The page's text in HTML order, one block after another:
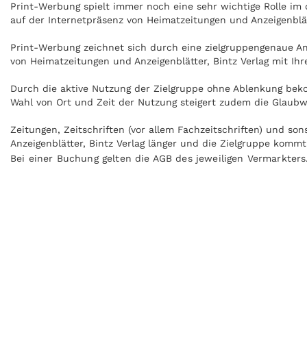
Print-Werbung spielt immer noch eine sehr wichtige Rolle
auf der Internetpräsenz von Heimatzeitungen und
Print-Werbung zeichnet sich durch eine zielgruppengenaue
von Heimatzeitungen und Anzeigenblätter, Bintz Verlag mit
Durch die aktive Nutzung der Zielgruppe ohne Ablenkung
Wahl von Ort und Zeit der Nutzung steigert zudem die
Zeitungen, Zeitschriften (vor allem Fachzeitschriften) und
Anzeigenblätter, Bintz Verlag länger und die Zielgruppe
Bei einer Buchung gelten die AGB des jeweiligen